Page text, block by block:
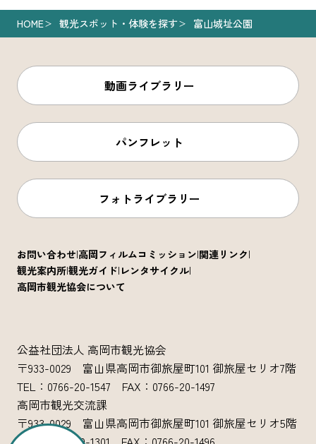
HOME 観光スポット・体験を探す 富山城址公園
動画ライブラリー
パンフレット
フォトライブラリー
お問い合わせ 高岡フィルムコミッション 関連リンク
観光案内所観光ガイド レンタサイクル
高岡市観光協会について
公益社団法人 高岡市観光協会
〒933-0029 富山県高岡市御旅屋町101 御旅屋セリオ7階
TEL：0766-20-1547 FAX：0766-20-1497
高岡市観光交流課
〒933-0029 富山県高岡市御旅屋町101 御旅屋セリオ5階